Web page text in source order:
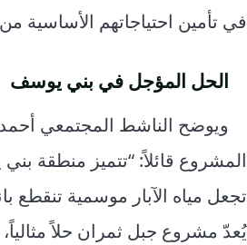
في تأمين احتياجاتهم الأساسية
الحل المؤجل في بني يوسف
ويوضح الناشط المجتمعي
المشروع قائلاً: “تتميز منطقة
تجعل مياه الآبار موسمية تنقطع
يُعدّ مشروع جبل ثمران حلاً مثالياً،